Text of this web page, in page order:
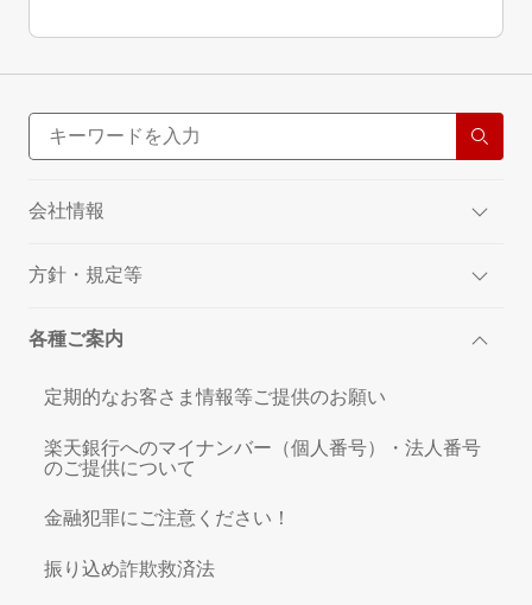
会社情報
方針・規定等
各種ご案内
定期的なお客さま情報等ご提供のお願い
楽天銀行へのマイナンバー（個人番号）・法人番号
のご提供について
金融犯罪にご注意ください！
振り込め詐欺救済法